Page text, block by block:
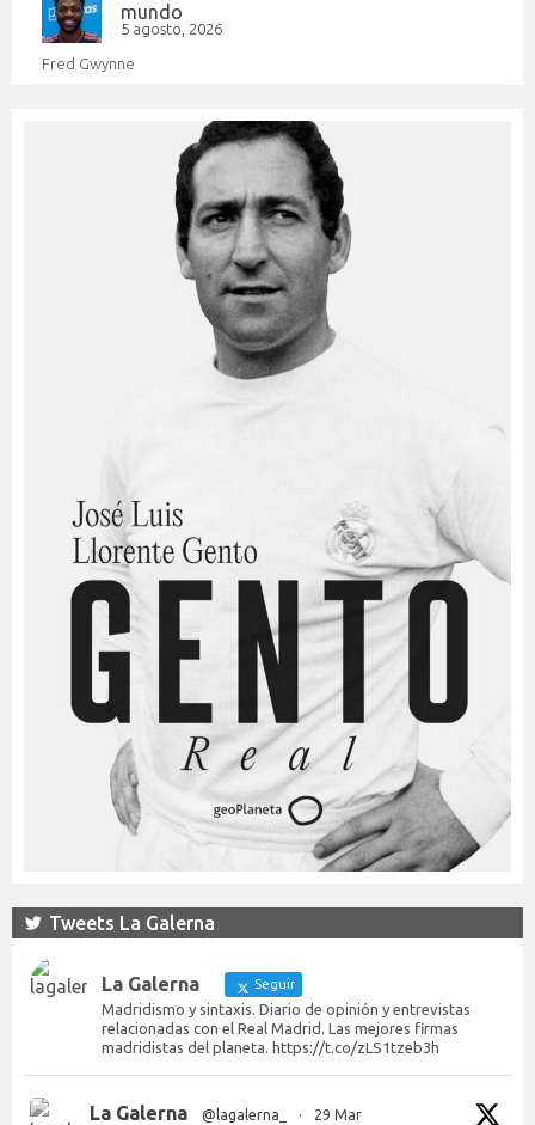
mundo
5 agosto, 2026
Fred Gwynne
Tweets La Galerna
La Galerna Seguir
Madridismo y sintaxis. Diario de opinión y entrevistas
relacionadas con el Real Madrid. Las mejores firmas
madridistas del planeta. https://t.co/zLS1tzeb3h
La Galerna @lagalerna_ · 29 Mar